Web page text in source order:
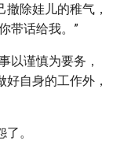
除娃儿的稚气，
带话给我。”
以谨慎为要务，
自身的工作外，
。